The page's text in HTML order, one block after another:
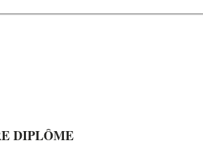
DIPLÔME